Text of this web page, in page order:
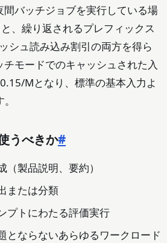
バッチジョブを実行している場
、繰り返されるプレフィックス
シュ読み込み割引の両方を得ら
モードでのキャッシュされた入
Mとなり、標準の基本入力よ
うべきか#
製品説明、要約）
または分類
プトにわたる評価実行
とならないあらゆるワークロード